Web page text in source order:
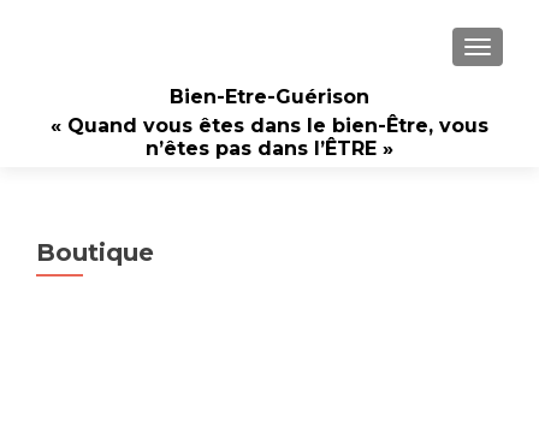
Bien-Etre-Guérison
« Quand vous êtes dans le bien-Être, vous
n’êtes pas dans l’ÊTRE »
Boutique